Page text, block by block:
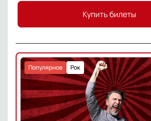
Купить билеты
Рок
Популярное